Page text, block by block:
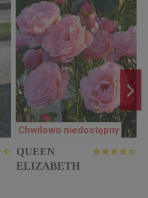
Chwilowo niedostępny
QUEEN
ELIZABETH